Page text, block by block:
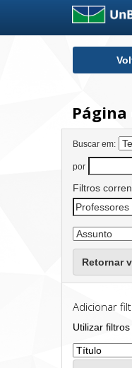
Página
Buscar em:
por
Filtros
Retornar
Adicionar
Utilizar